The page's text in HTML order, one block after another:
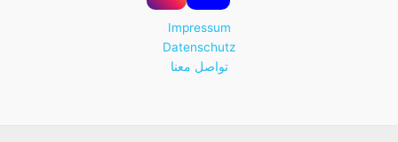
Impressum
Datenschutz
تواصل معنا